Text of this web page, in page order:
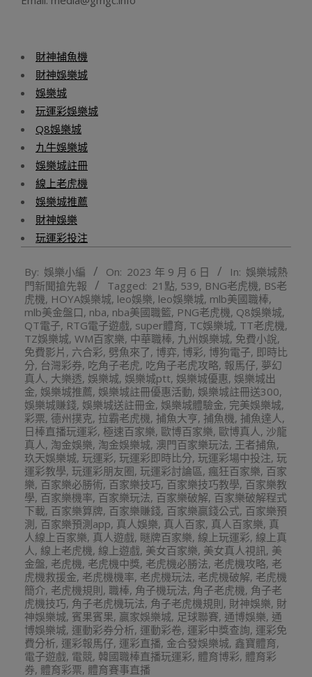
財神捕魚機
財神娛樂城
娛樂城
玩運彩娛樂城
Q8娛樂城
九牛娛樂城
娛樂城註冊
線上老虎機
娛樂城推薦
財神娛樂
玩運彩投注
09-
06
By: 娛樂小編 On: 2023 年 9 月 6 日 In: 娛樂城熱
門新聞搶先報
Tagged: 21點, 539, BNG老虎機, BS老
虎機, HOYA娛樂城, leo娛樂, leo娛樂城, mlb美國職棒,
mlb美金盤口, nba, nba美國職籃, PNG老虎機, Q8娛樂城,
QT電子, RTG電子遊戲, super體育, TC娛樂城, TT老虎機,
TZ娛樂城, WM百家樂, 中華職棒, 九州娛樂城, 免費小說,
免費影片 , 六合彩, 劈魚來了, 博弈, 博彩, 博狗電子, 即時比
分, 台灣彩券, 吃角子老虎, 吃角子老虎攻略, 報馬仔, 夢幻
真人, 大樂透, 娛樂城, 娛樂城ptt, 娛樂城優惠, 娛樂城出
金, 娛樂城推薦, 娛樂城註冊優惠活動, 娛樂城註冊送300,
娛樂城賺錢, 娛樂城送註冊金, 娛樂城體驗金, 完美娛樂城,
彩票, 德州撲克, 拉霸老虎機, 捕魚大亨, 捕魚機, 捕魚達人,
日棒直播玩運彩, 極速百家樂, 歐博百家樂, 歐博真人, 沙龍
真人, 淘金娛樂, 淘金娛樂城, 澳門百家樂玩法, 王者捕魚,
玖天娛樂城, 玩運彩, 玩運彩即時比分, 玩運彩場中投注, 玩
運彩教學, 玩運彩朋友圈, 玩運彩討論區, 瘋狂百家樂, 百家
樂, 百家樂必勝術, 百家樂技巧, 百家樂技巧教學, 百家樂教
學, 百家樂機率, 百家樂玩法, 百家樂破解, 百家樂破解程式
下載, 百家樂算牌, 百家樂賺錢, 百家樂贏錢公式, 百家樂預
測 , 百家樂預測app, 真人娛樂, 真人百家, 真人百家樂, 真
人線上百家樂, 真人遊戲, 瞇牌百家樂, 線上玩運彩, 線上真
人, 線上老虎機, 線上遊戲, 美女百家樂, 美女真人視訊, 美
金盤, 老虎機, 老虎機中獎, 老虎機必勝法, 老虎機攻略, 老
虎機救援金, 老虎機機率, 老虎機玩法, 老虎機破解, 老虎機
簡介, 老虎機規則, 職棒, 角子機玩法, 角子老虎機, 角子老
虎機技巧, 角子老虎機玩法, 角子老虎機規則, 財神娛樂, 財
神娛樂城, 賓果賓果, 贏家娛樂城, 足球聯賽, 通博娛樂, 通
博娛樂城, 運動彩券分析, 運動彩卷, 運彩中獎查詢, 運彩免
費分析, 運彩報馬仔, 運彩直播, 金合發娛樂城, 鑫寶體育,
電子遊戲, 電競, 韓國職棒直播玩運彩, 體育博彩, 體育彩
券, 體育彩票, 體育賽事直播